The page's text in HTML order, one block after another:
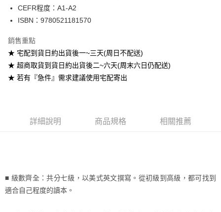
付款後全家取貨
每筆NT$60
7-11取貨付款
每筆NT$60
付款後7-11取貨
每筆NT$100
CEFR程度：A1-A2
ISBN：9780521181570
銷售重點
★ 宅配到貨日約出貨後一~三天(周日不配送)
★ 超商取貨到貨日約出貨後二~六天(周末六日仍配送)
★ 若有『急件』需求建議使用宅配寄出
詳細說明 商品規格 相關推薦
■ 級數齊全：共分七級，以美式英文撰寫。從初級到高級，都可找到
適合自己程度的讀本。